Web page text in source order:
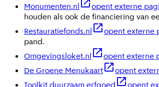
Monumenten.nl opent externe
houden als ook de financiering van
Restauratiefonds.nl
opent externe
pand.
Omgevingsloket.nl
opent externe
De Groene Menukaart
opent
Toolkit duurzaam erfgoed
opent